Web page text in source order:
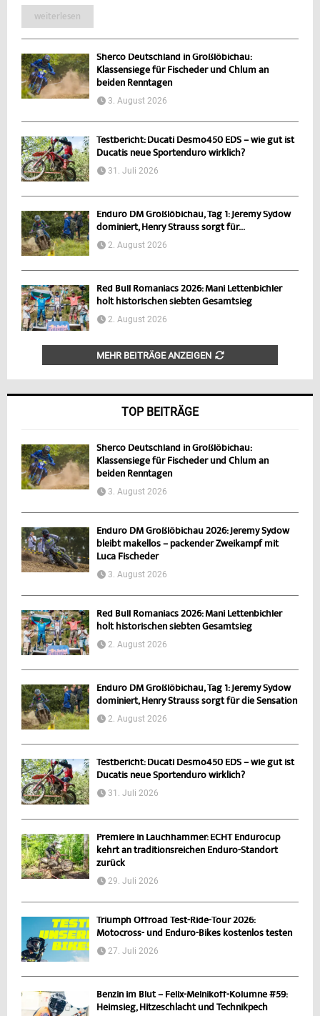
weiterlesen
Sherco Deutschland in Großlöbichau:
Klassensiege für Fischeder und Chlum an
beiden Renntagen
3. August 2026
Testbericht: Ducati Desmo450 EDS – wie gut ist
Ducatis neue Sportenduro wirklich?
31. Juli 2026
Enduro DM Großlöbichau, Tag 1: Jeremy Sydow
dominiert, Henry Strauss sorgt für...
2. August 2026
Red Bull Romaniacs 2026: Mani Lettenbichler
holt historischen siebten Gesamtsieg
2. August 2026
MEHR BEITRÄGE ANZEIGEN
TOP BEITRÄGE
Sherco Deutschland in Großlöbichau:
Klassensiege für Fischeder und Chlum an
beiden Renntagen
3. August 2026
Enduro DM Großlöbichau 2026: Jeremy Sydow
bleibt makellos – packender Zweikampf mit
Luca Fischeder
3. August 2026
Red Bull Romaniacs 2026: Mani Lettenbichler
holt historischen siebten Gesamtsieg
2. August 2026
Enduro DM Großlöbichau, Tag 1: Jeremy Sydow
dominiert, Henry Strauss sorgt für die Sensation
2. August 2026
Testbericht: Ducati Desmo450 EDS – wie gut ist
Ducatis neue Sportenduro wirklich?
31. Juli 2026
Premiere in Lauchhammer: ECHT Endurocup
kehrt an traditionsreichen Enduro-Standort
zurück
29. Juli 2026
Triumph Offroad Test-Ride-Tour 2026:
Motocross- und Enduro-Bikes kostenlos testen
27. Juli 2026
Benzin im Blut – Felix-Melnikoff-Kolumne #59:
Heimsieg, Hitzeschlacht und Technikpech